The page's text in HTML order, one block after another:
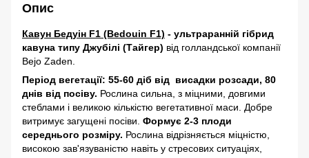
Опис
Кавун Бедуін F1 (Bedouin F1) - ультраранній гібрид
кавуна типу Джубілі (Тайгер) від голландської компанії
Bejo Zaden.
Період вегетації: 55-60 діб від висадки розсади, 80
днів від посіву. Рослина сильна, з міцними, довгими
стеблами і великою кількістю вегетативної маси. Добре
витримує загущені посіви. Формує 2-3 плоди
середнього розміру. Рослина відрізняється міцністю,
високою зав'язуваністю навіть у стресових ситуаціях,